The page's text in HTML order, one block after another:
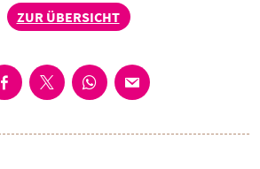
ZUR ÜBERSICHT